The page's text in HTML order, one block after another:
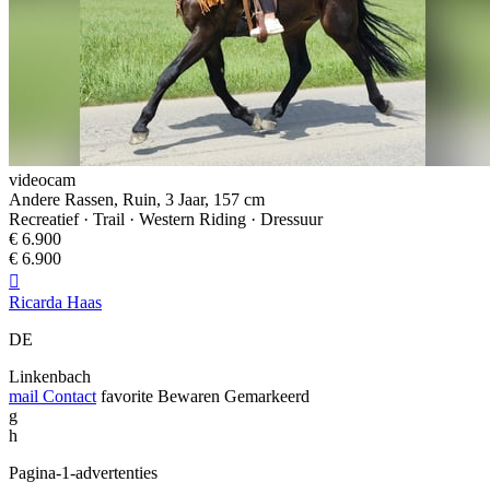
videocam
Andere Rassen, Ruin, 3 Jaar, 157 cm
Recreatief · Trail · Western Riding · Dressuur
€ 6.900
€ 6.900

Ricarda Haas
DE
Linkenbach
mail Contact favorite Bewaren Gemarkeerd
g
h
Pagina-1-advertenties